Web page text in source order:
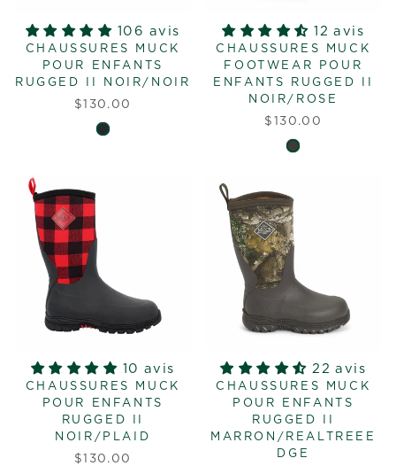
106 avis
CHAUSSURES MUCK
POUR ENFANTS
RUGGED II NOIR/NOIR
$130.00
12 avis
CHAUSSURES MUCK
FOOTWEAR POUR
ENFANTS RUGGED II
NOIR/ROSE
$130.00
10 avis
CHAUSSURES MUCK
POUR ENFANTS
RUGGED II
NOIR/PLAID
$130.00
22 avis
CHAUSSURES MUCK
POUR ENFANTS
RUGGED II
MARRON/REALTREEE
DGE